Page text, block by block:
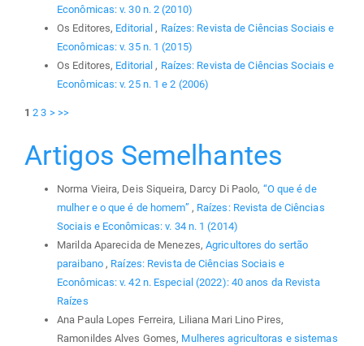
Econômicas: v. 30 n. 2 (2010)
Os Editores, Editorial, Raízes: Revista de Ciências Sociais e
Econômicas: v. 35 n. 1 (2015)
Os Editores, Editorial, Raízes: Revista de Ciências Sociais e
Econômicas: v. 25 n. 1 e 2 (2006)
1 2 3 > >>
Artigos Semelhantes
Norma Vieira, Deis Siqueira, Darcy Di Paolo, “O que é de
mulher e o que é de homem” , Raízes: Revista de Ciências
Sociais e Econômicas: v. 34 n. 1 (2014)
Marilda Aparecida de Menezes,Agricultores do sertão
paraibano , Raízes: Revista de Ciências Sociais e
Econômicas: v. 42 n. Especial (2022): 40 anos da Revista
Raízes
Ana Paula Lopes Ferreira, Liliana Mari Lino Pires,
Ramonildes Alves Gomes, Mulheres agricultoras e sistemas